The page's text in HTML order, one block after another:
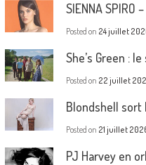
SIENNA SPIRO
Posted on 24 juillet
She’s Green :
Posted on 22 juillet
Blondshell sort
Posted on 21 juillet
PJ Harvey en